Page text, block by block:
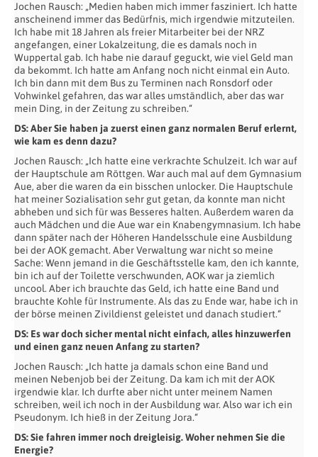
Jochen Rausch: „Medien haben mich immer fasziniert. Ich hatte
anscheinend immer das Bedürfnis, mich irgendwie mitzuteilen.
Ich habe mit 18 Jahren als freier Mitarbeiter bei der NRZ
angefangen, einer Lokalzeitung, die es damals noch in
Wuppertal gab. Ich habe nie darauf geguckt, wie viel Geld man
da bekommt. Ich hatte am Anfang noch nicht einmal ein Auto.
Ich bin dann mit dem Bus zu Terminen nach Ronsdorf oder
Vohwinkel gefahren, das war alles umständlich, aber das war
mein Ding, in der Zeitung zu schreiben.“
DS: Aber Sie haben ja zuerst einen ganz normalen Beruf erlernt,
wie kam es denn dazu?
Jochen Rausch: „Ich hatte eine verkrachte Schulzeit. Ich war auf
der Hauptschule am Röttgen. War auch mal auf dem Gymnasium
Aue, aber die waren da ein bisschen unlocker. Die Hauptschule
hat meiner Sozialisation sehr gut getan, da konnte man nicht
abheben und sich für was Besseres halten. Außerdem waren da
auch Mädchen und die Aue war ein Knabengymnasium. Ich habe
dann später nach der Höheren Handelsschule eine Ausbildung
bei der AOK gemacht. Aber Verwaltung war nicht so meine
Sache: Wenn jemand in die Geschäftsstelle kam, den ich kannte,
bin ich auf der Toilette verschwunden, AOK war ja ziemlich
uncool. Aber ich brauchte das Geld, ich hatte eine Band und
brauchte Kohle für Instrumente. Als das zu Ende war, habe ich in
der börse meinen Zivildienst geleistet und danach studiert.“
DS: Es war doch sicher mental nicht einfach, alles hinzuwerfen
und einen ganz neuen Anfang zu starten?
Jochen Rausch: „Ich hatte ja damals schon eine Band und
meinen Nebenjob bei der Zeitung. Da kam ich mit der AOK
irgendwie klar. Ich durfte aber nicht unter meinem Namen
schreiben, weil ich noch in der Ausbildung war. Also war ich ein
Pseudonym. Ich hieß in der Zeitung Jora.“
DS: Sie fahren immer noch dreigleisig. Woher nehmen Sie die
Energie?